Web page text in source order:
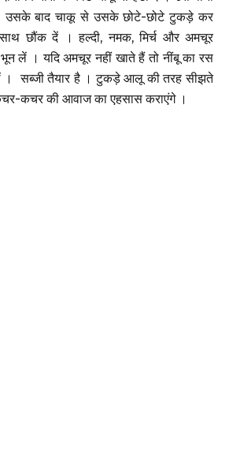
उसके बाद चाकू से उसके छोटे-छोटे टुकड़े कर
छौंक दें । हल्दी, नमक, मिर्च और अमचूर
लें । यदि अमचूर नहीं खाते हैं तो नींबू का रस
। सब्जी तैयार है । टुकड़े आलू की तरह सीझते
कचर की आवाज का एहसास कराएंगे ।